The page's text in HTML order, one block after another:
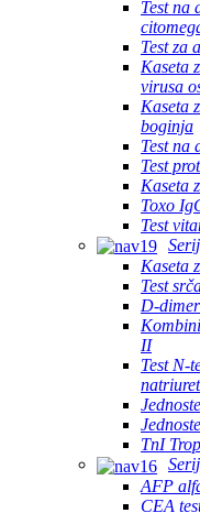
Test na
Test za
Kaseta
virusa
Kaseta
boginja
Test na
Test
Kaseta
Toxo
Test
Kaseta
Test
D-
II
Test N-
TnI
AFP
CEA